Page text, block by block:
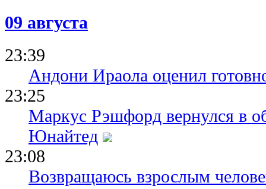
09 августа
23:39
Андони Ираола оценил
23:25
Маркус Рэшфорд вернулся в
Юнайтед
23:08
Возвращаюсь взрослым